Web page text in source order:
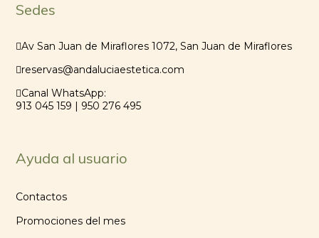
Sedes
Av San Juan de Miraflores 1072, San Juan de Miraflores
reservas@andaluciaestetica.com
Canal WhatsApp:
913 045 159 | 950 276 495
Ayuda al usuario
Contactos
Promociones del mes